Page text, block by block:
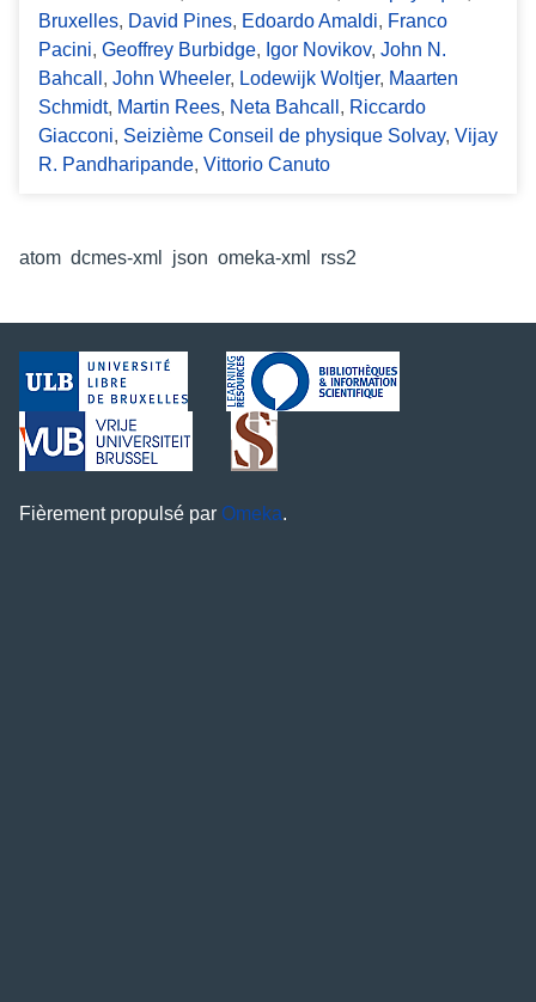
Bruxelles, David Pines, Edoardo Amaldi, Franco
Pacini, Geoffrey Burbidge, Igor Novikov, John N.
Bahcall , John Wheeler, Lodewijk Woltjer, Maarten
Schmidt, Martin Rees, Neta Bahcall , Riccardo
Giacconi, Seizième Conseil de physique Solvay, Vijay
R. Pandharipande, Vittorio Canuto
atom dcmes-xml json omeka-xml rss2
Fièrement propulsé par Omeka.